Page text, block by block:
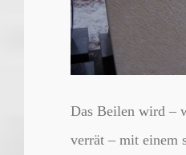
Das Beilen wird –
verrät – mit einem